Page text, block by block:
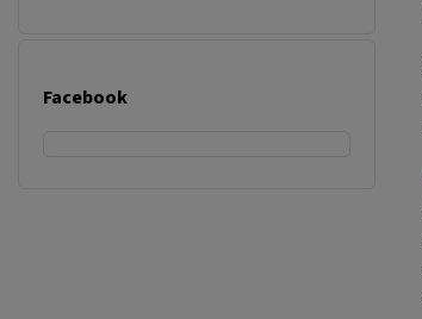
Facebook